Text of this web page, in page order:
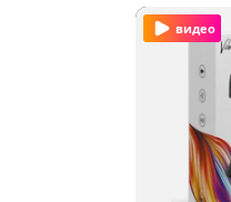
видео